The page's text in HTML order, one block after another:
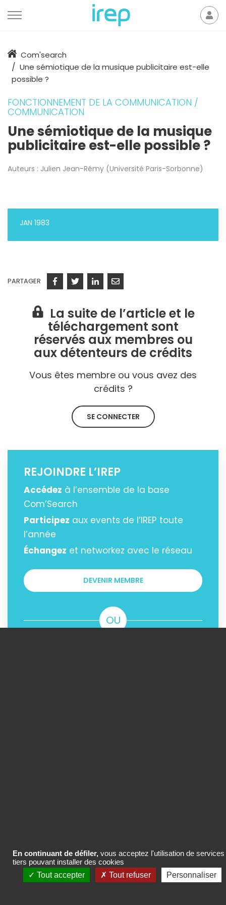
AccueilCom'search
Une sémiotique de la musique publicitaire est-elle
possible ?
FONCTIONNEMENT DE LA COMMUNICATION /
COMMUNICATION
Une sémiotique de la musique
publicitaire est-elle possible ?
Auteurs : Julien Jean-Rémy (Université Paris-Sorbonne)
JAN 1983
PARTAGER Facebook
TwitterLinkedinCourriel
La suite de l’article et le
téléchargement sont
réservés aux membres ou
aux détenteurs de crédits
Vous êtes membre ou vous avez des
crédits ?
SE CONNECTER
REJOINDRE L’IREP
Accédez à l’ensemble de la base
Com’Search
Participez aux events de l’IREP toute
l’année
Échangez et networkez avec le réseau
DEVENIR MEMBRE
OU
En continuant de défiler, vous acceptez l'utilisation de services
tiers pouvant installer des cookies
Tout accepter
Tout refuser Personnaliser